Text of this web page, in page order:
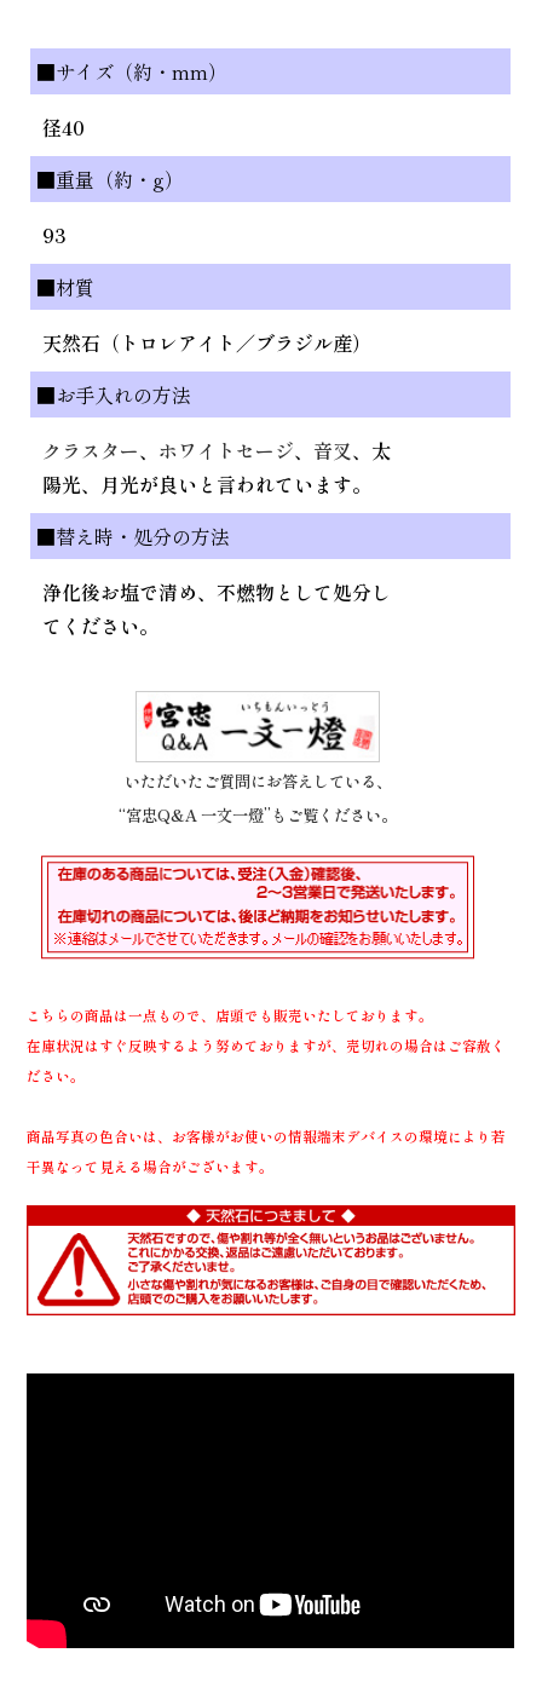
■サイズ（約・mm）
径40
■重量（約・g）
93
■材質
天然石（トロレアイト／ブラジル産）
■お手入れの方法
クラスター、 ホワイトセージ、 音叉、太
陽光、月光が良いと言われています。
■替え時・処分の方法
浄化後お塩で清め、不燃物として処分し
てください。
いただいたご質問にお答えしている、
“宮忠Q&A 一文一燈”もご覧ください。
こちらの商品は一点もので、店頭でも販売いたしております。
在庫状況はすぐ反映するよう努めておりますが、売切れの場合はご容赦く
ださい。
商品写真の色合いは、お客様がお使いの情報端末デバイスの環境により若
干異なって見える場合がございます。